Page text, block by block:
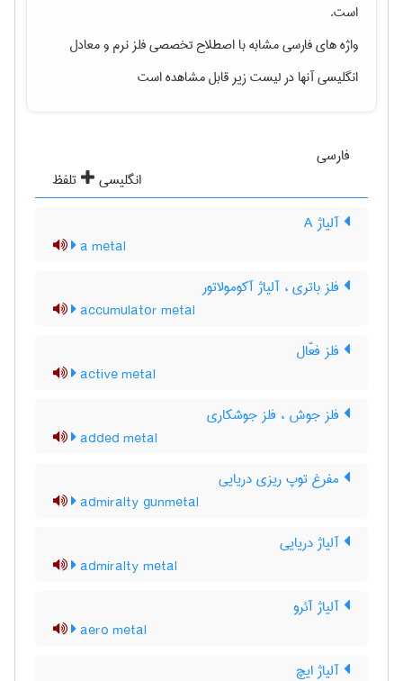
است.
واژه های فارسی مشابه با اصطلاح تخصصیفلز نرمو معادل
انگلیسی آنها در لیست زیر قابل مشاهده است
فارسی
انگلیسی
تلفظ
آلیاژ A
a metal
فلز باتری ، آلیاژ آکومولاتور
accumulator metal
فلز فعّال
active metal
فلز جوش ، فلز جوشکاری
added metal
مفرغ توپ ریزی دریایی
admiralty gunmetal
آلیاژ دریایی
admiralty metal
آلیاژ آئرو
aero metal
آلیاژ ایچ